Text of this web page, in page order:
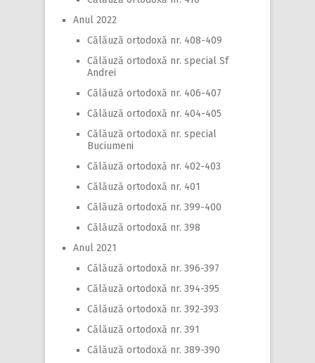
Anul 2022
Călăuză ortodoxă nr. 408-409
Călăuză ortodoxă nr. special Sf
Andrei
Călăuză ortodoxă nr. 406-407
Călăuză ortodoxă nr. 404-405
Călăuză ortodoxă nr. special
Buciumeni
Călăuză ortodoxă nr. 402-403
Călăuză ortodoxă nr. 401
Călăuză ortodoxă nr. 399-400
Călăuză ortodoxă nr. 398
Anul 2021
Călăuză ortodoxă nr. 396-397
Călăuză ortodoxă nr. 394-395
Călăuză ortodoxă nr. 392-393
Călăuză ortodoxă nr. 391
Călăuză ortodoxă nr. 389-390